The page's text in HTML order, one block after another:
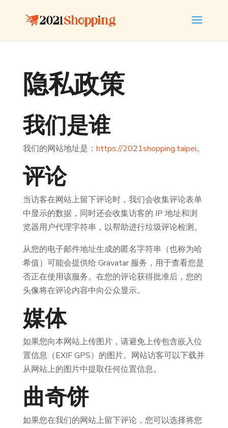
隐私政策
我们是谁
我们的网站地址是： https://2021shopping.taipei。
评论
当访客在网站上留下评论时，我们会收集评论表单
中显示的数据，同时还会收集访客的 IP 地址和浏
览器用户代理字符串，以帮助进行垃圾评论检测。
从您的电子邮件地址生成的匿名字符串（也称为哈
希值）可能会提供给 Gravatar 服务，用于查看您是
否正在使用该服务。在您的评论获得批准后，您的
头像将在评论内容中向公众显示。
媒体
如果您向本网站上传图片，请避免上传包含嵌入位
置信息（EXIF GPS）的图片。网站访客可以下载并
从网站上的图片中提取任何位置信息。
曲奇饼
如果您在我们的网站上留下评论，您可以选择将您